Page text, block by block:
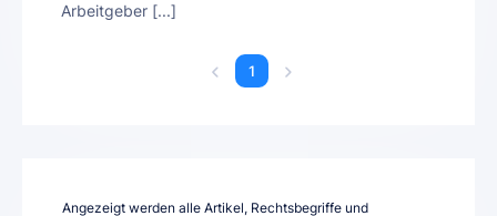
Arbeitgeber [...]
1
Angezeigt werden alle Artikel, Rechtsbegriffe und